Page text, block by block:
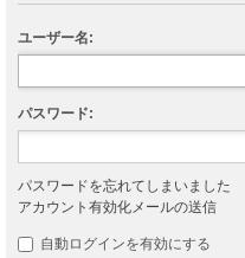
ユーザー名:
パスワード:
パスワードを忘れてしまいました
アカウント有効化メールの送信
自動ログインを有効にする